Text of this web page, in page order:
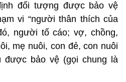
đối tượng được bảo vệ
vi “người thân thích của
người tố cáo; vợ, chồng,
mẹ nuôi, con đẻ, con nuôi
được bảo vệ (gọi chung là